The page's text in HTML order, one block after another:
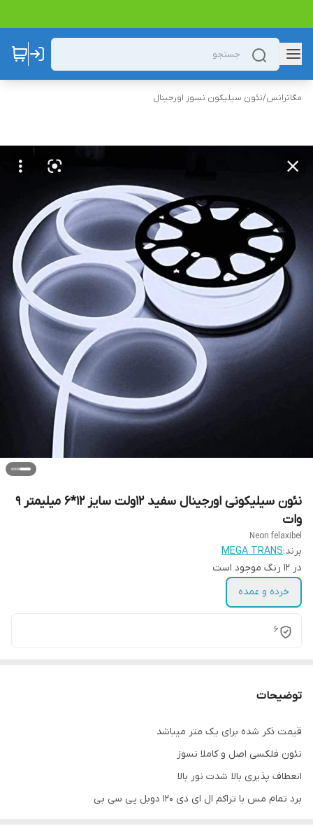
مگاترانس/نئون سیلیکون نسوز اورجینال
نئون سیلیکونی اورجینال سفید 12ولت سایز 12*6 میلیمتر 9
وات
Neon felaxibel
برند:MEGA TRANS
در ۱۲ رنگ موجود است
خرده و عمده
6
توضیحات
قیمت ذکر شده برای یک متر میباشد
نئون فلکسی اصل و کاملا نسوز
انعطاف پذیری بالا شدت نور بالا
برد تمام مس با تراکم ال ای دی 120 دوبل پی سی بی